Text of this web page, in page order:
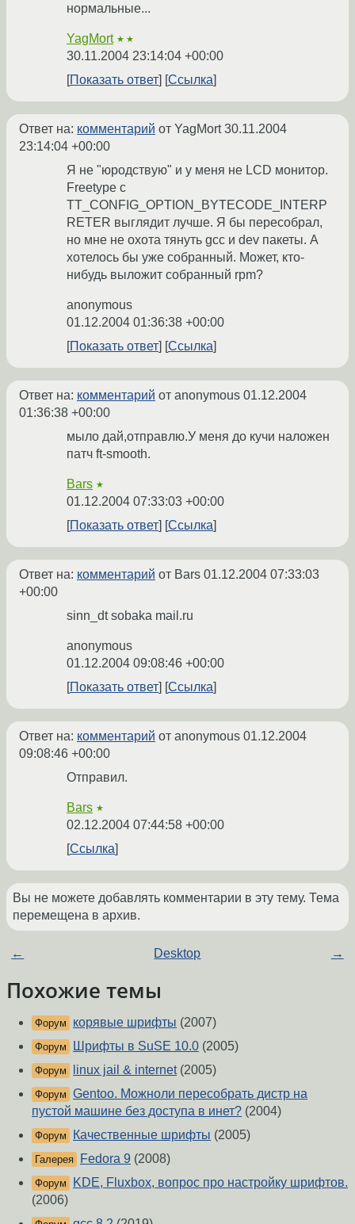
нормальные...
YagMort ★★
30.11.2004 23:14:04 +00:00
Показать ответ
Ссылка
Ответ на: комментарий от YagMort30.11.2004
23:14:04 +00:00
Я не "юродствую" и у меня не LCD монитор.
Freetype с
TT_CONFIG_OPTION_BYTECODE_INTERP
RETER выглядит лучше. Я бы пересобрал,
но мне не охота тянуть gcc и dev пакеты. А
хотелось бы уже собранный. Может, кто-
нибудь выложит собранный rpm?
anonymous
01.12.2004 01:36:38 +00:00
Показать ответ
Ссылка
Ответ на: комментарий от anonymous 01.12.2004
01:36:38 +00:00
мыло дай,отправлю.У меня до кучи наложен
патч ft-smooth.
Bars ★
01.12.2004 07:33:03 +00:00
Показать ответ
Ссылка
Ответ на: комментарий от Bars 01.12.2004 07:33:03
+00:00
sinn_dt sobaka mail.ru
anonymous
01.12.2004 09:08:46 +00:00
Показать ответ
Ссылка
Ответ на: комментарий от anonymous 01.12.2004
09:08:46 +00:00
Отправил.
Bars ★
02.12.2004 07:44:58 +00:00
Ссылка
Вы не можете добавлять комментарии в эту тему. Тема
перемещена в архив.
← Desktop →
Похожие темы
Форум корявые шрифты (2007)
Форум Шрифты в SuSE 10.0 (2005)
Форум linux jail & internet(2005)
Форум Gentoo. Можноли пересобрать дистр на
пустой машине без доступа в инет? (2004)
Форум Качественные шрифты (2005)
Галерея Fedora 9 (2008)
Форум
KDE, Fluxbox, вопрос про настройку шрифтов.
(2006)